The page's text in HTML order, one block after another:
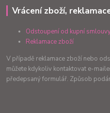
Vrácení zboží,
Odstoupení od kupní
Reklamace zboží
V případě reklamace zboží nebo
můžete kdykoliv kontaktovat e-
předepsaný formulář. Způsob